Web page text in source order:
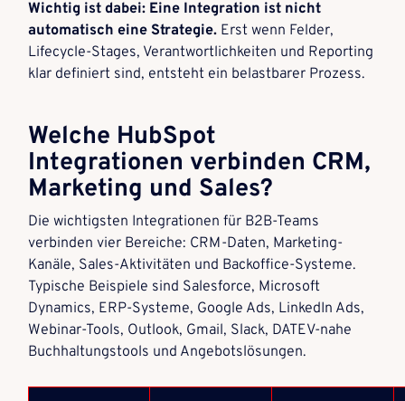
Wichtig ist dabei: Eine Integration ist nicht
automatisch eine Strategie. Erst wenn Felder,
Lifecycle-Stages, Verantwortlichkeiten und Reporting
klar definiert sind, entsteht ein belastbarer Prozess.
Welche HubSpot
Integrationen verbinden CRM,
Marketing und Sales?
Die wichtigsten Integrationen für B2B-Teams
verbinden vier Bereiche: CRM-Daten, Marketing-
Kanäle, Sales-Aktivitäten und Backoffice-Systeme.
Typische Beispiele sind Salesforce, Microsoft
Dynamics, ERP-Systeme, Google Ads, LinkedIn Ads,
Webinar-Tools, Outlook, Gmail, Slack, DATEV-nahe
Buchhaltungstools und Angebotslösungen.